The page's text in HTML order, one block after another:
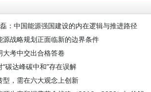
：中国能源强国建设的内在逻辑与推进路径
源战略规划正面临新的边界条件
考中交出合格答卷
碳达峰碳中和”存在误解
型，需在六大观念上创新